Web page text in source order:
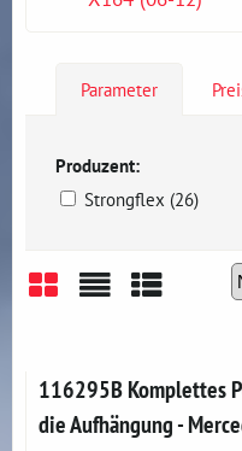
Parameter
Produzent:
Strongflex (26)
116295B Komplettes
die Aufhängung -